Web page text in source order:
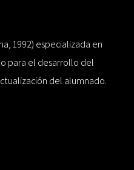
1992) especializada en
para el desarrollo del
del alumnado.